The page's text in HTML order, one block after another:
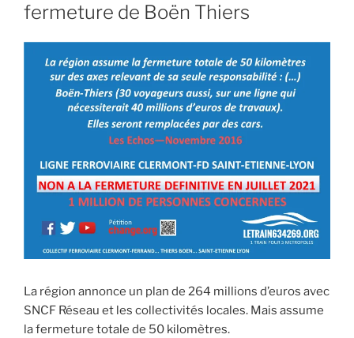
fermeture de Boën Thiers
La région annonce un plan de 264 millions d’euros avec
SNCF Réseau et les collectivités locales. Mais assume
la fermeture totale de 50 kilomètres.